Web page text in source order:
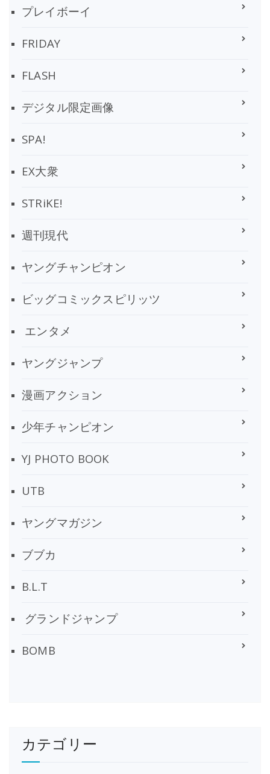
プレイボーイ
FRIDAY
FLASH
デジタル限定画像
SPA!
EX大衆
STRiKE!
週刊現代
ヤングチャンピオン
ビッグコミックスピリッツ
エンタメ
ヤングジャンプ
漫画アクション
少年チャンピオン
YJ PHOTO BOOK
UTB
ヤングマガジン
ブブカ
B.L.T
グランドジャンプ
BOMB
カテゴリー